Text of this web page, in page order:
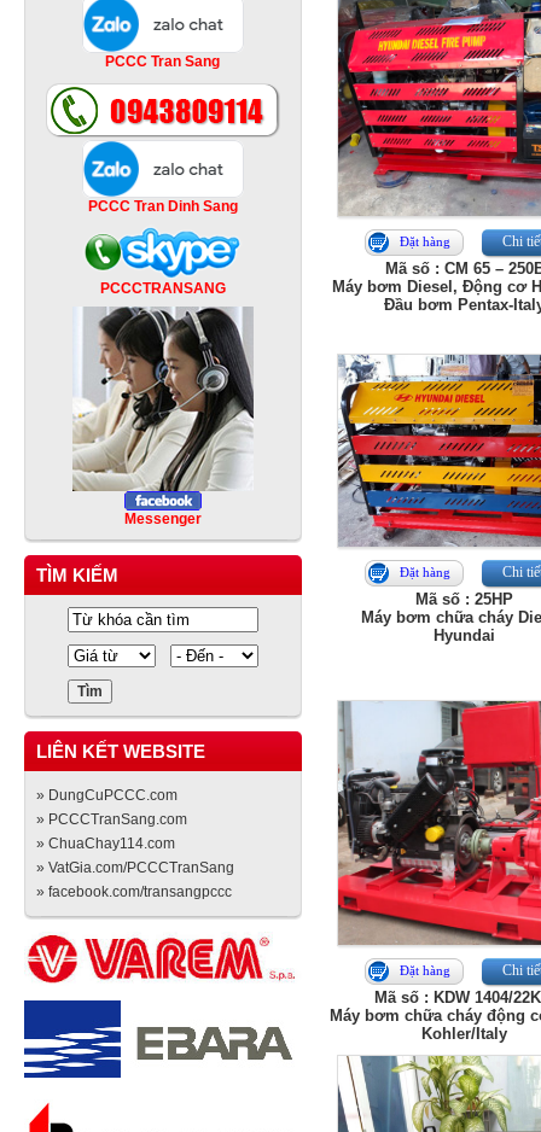
PCCC Tran Sang
PCCC Tran Dinh Sang
PCCCTRANSANG
Messenger
TÌM KIẾM
LIÊN KẾT WEBSITE
» DungCuPCCC.com
» PCCCTranSang.com
» ChuaChay114.com
» VatGia.com/PCCCTranSang
» facebook.com/transangpccc
Đặt hàng Chi
Mã số : CM 65 –
Máy bơm Diesel, Động cơ
Đầu bơm Pentax-
Đặt hàng Chi
Mã số : 25HP
Máy bơm chữa cháy
Hyundai
Đặt hàng Chi
Mã số : KDW 1404/
Máy bơm chữa cháy động
Kohler/Italy